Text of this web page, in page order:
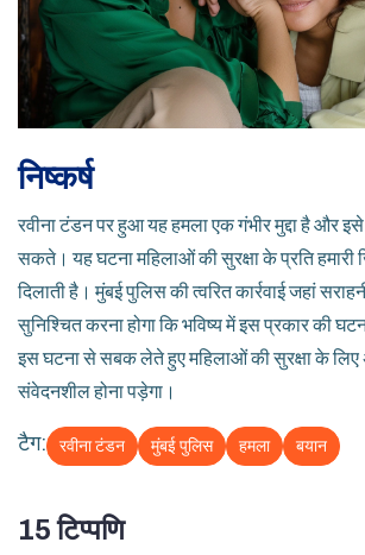
निष्कर्ष
रवीना टंडन पर हुआ यह हमला एक गंभीर मुद्दा है और
सकते। यह घटना महिलाओं की सुरक्षा के प्रति हमारी
दिलाती है। मुंबई पुलिस की त्वरित कार्रवाई जहां
सुनिश्चित करना होगा कि भविष्य में इस प्रकार की
इस घटना से सबक लेते हुए महिलाओं की सुरक्षा के
संवेदनशील होना पड़ेगा।
टैग: रवीना टंडन मुंबई पुलिस हमला बयान
15 टिप्पणि